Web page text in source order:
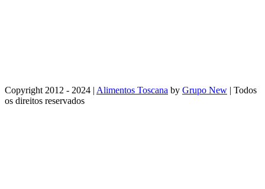
Copyright 2012 - 2024 | Alimentos Toscana by Grupo New | Todos
os direitos reservados